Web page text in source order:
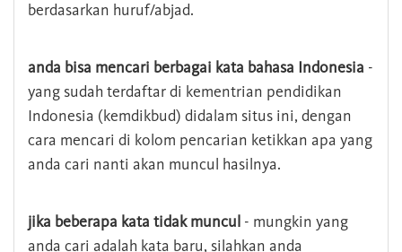
berdasarkan huruf/abjad.
anda bisa mencari berbagai kata bahasa Indonesia -
yang sudah terdaftar di kementrian pendidikan
Indonesia (kemdikbud) didalam situs ini, dengan
cara mencari di kolom pencarian ketikkan apa yang
anda cari nanti akan muncul hasilnya.
jika beberapa kata tidak muncul - mungkin yang
anda cari adalah kata baru, silahkan anda